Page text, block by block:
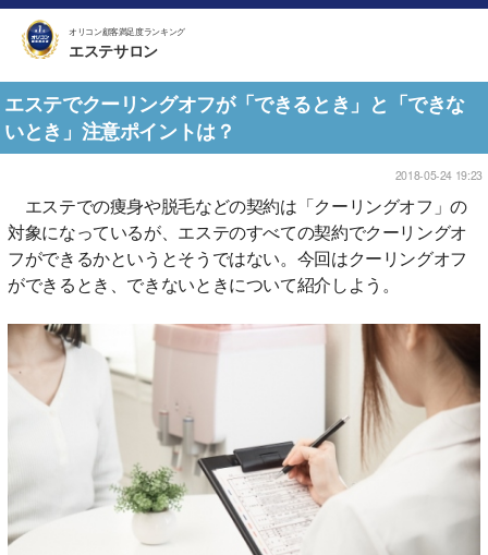
オリコン顧客満足度ランキング
エステサロン
エステでクーリングオフが「できるとき」と「できな
いとき」注意ポイントは？
2018-05-24 19:23
エステでの痩身や脱毛などの契約は「クーリングオフ」の
対象になっているが、エステのすべての契約でクーリングオ
フができるかというとそうではない。今回はクーリングオフ
ができるとき、できないときについて紹介しよう。